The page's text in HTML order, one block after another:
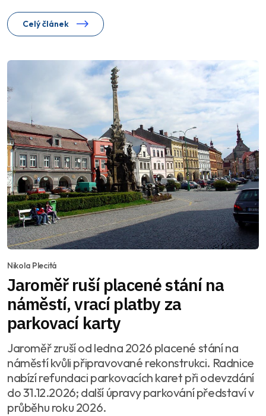
Celý článek
Nikola Plecitá
Jaroměř ruší placené stání na
náměstí, vrací platby za
parkovací karty
Jaroměř zruší od ledna 2026 placené stání na
náměstí kvůli připravované rekonstrukci. Radnice
nabízí refundaci parkovacích karet při odevzdání
do 31.12.2026; další úpravy parkování představí v
průběhu roku 2026.